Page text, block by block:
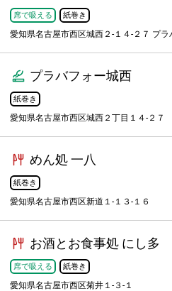
席で吸える 紙巻き
愛知県名古屋市西区城西２-１４-２７ プラ
プラバフォー城西
紙巻き
愛知県名古屋市西区城西２丁目１４-２７
めん処 一八
紙巻き
愛知県名古屋市西区新道１-１３-１６
お酒とお食事処 にし多
席で吸える 紙巻き
愛知県名古屋市西区菊井１-３-１